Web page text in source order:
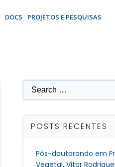
DOCS PROJETOS E PESQUISAS
Search
for:
POSTS RECENTES
Pós-doutorando em
Vegetal, Vitor